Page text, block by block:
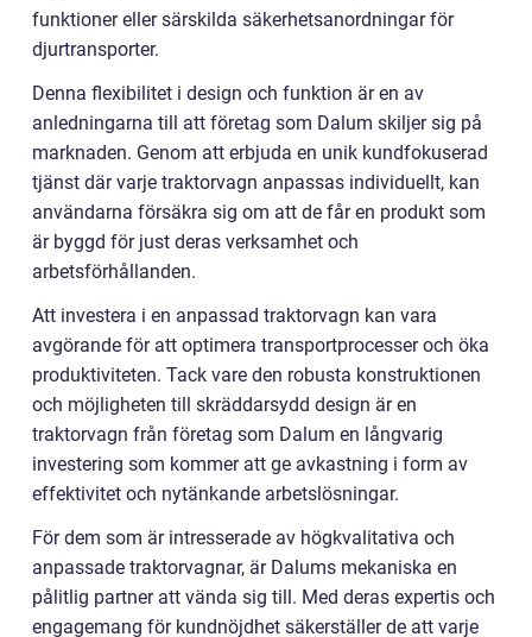
funktioner eller särskilda säkerhetsanordningar för
djurtransporter.
Denna flexibilitet i design och funktion är en av
anledningarna till att företag som Dalum skiljer sig på
marknaden. Genom att erbjuda en unik kundfokuserad
tjänst där varje traktorvagn anpassas individuellt, kan
användarna försäkra sig om att de får en produkt som
är byggd för just deras verksamhet och
arbetsförhållanden.
Att investera i en anpassad traktorvagn kan vara
avgörande för att optimera transportprocesser och öka
produktiviteten. Tack vare den robusta konstruktionen
och möjligheten till skräddarsydd design är en
traktorvagn från företag som Dalum en långvarig
investering som kommer att ge avkastning i form av
effektivitet och nytänkande arbetslösningar.
För dem som är intresserade av högkvalitativa och
anpassade traktorvagnar, är Dalums mekaniska en
pålitlig partner att vända sig till. Med deras expertis och
engagemang för kundnöjdhet säkerställer de att varje